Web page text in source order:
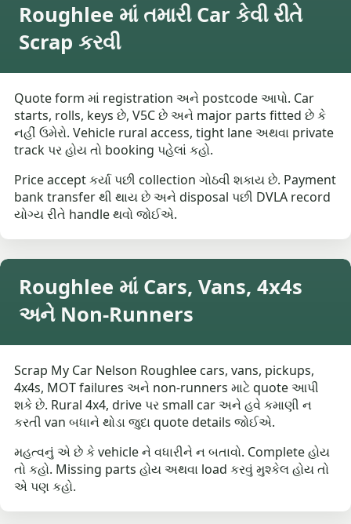
Roughlee માં તમારી Car કેવી રીતે
Scrap કરવી
Quote form માં registration અને postcode આપો. Car
starts, rolls, keys છે, V5C છે અને major parts fitted છે કે
નહીં ઉમેરો. Vehicle rural access, tight lane અથવા private
track પર હોય તો booking પહેલાં કહો.
Price accept કર્યા પછી collection ગોઠવી શકાય છે. Payment
bank transfer થી થાય છે અને disposal પછી DVLA record
યોગ્ય રીતે handle થવો જોઈએ.
Roughlee માં Cars, Vans, 4x4s
અને Non-Runners
Scrap My Car Nelson Roughlee cars, vans, pickups,
4x4s, MOT failures અને non-runners માટે quote આપી
શકે છે. Rural 4x4, drive પર small car અને હવે કમાણી ન
કરતી van બધાને થોડા જુદા quote details જોઈએ.
મહત્વનું એ છે કે vehicle ને વધારીને ન બતાવો. Complete હોય
તો કહો. Missing parts હોય અથવા load કરવું મુશ્કેલ હોય તો
એ પણ કહો.